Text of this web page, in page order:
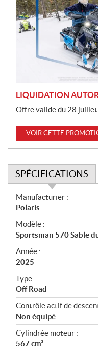
m
o
t
LIQUIDATION
Offre valide du 28
VOIR CETTE
SPÉCIFICATIONS
S
p
é
c
i
f
i
c
a
t
i
o
n
s
Manufacturier :
Polaris
Modèle :
Sportsman 570 Sable
Année :
2025
Type :
Off Road
Contrôle actif de
Non équipé
Cylindrée moteur :
567 cm³